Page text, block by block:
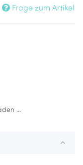
Frage zum Artikel
...